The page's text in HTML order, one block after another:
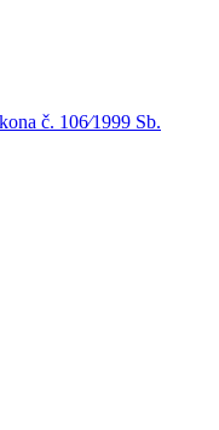
č. 106⁄1999 Sb.